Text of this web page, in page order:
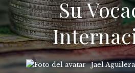
Su
Jael Aguilera